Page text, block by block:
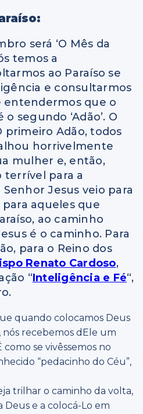
será ‘O Mês da
temos a
ao Paraíso se
e consultarmos
entendermos que o
segundo ‘Adão’. O
primeiro Adão, todos
horrivelmente
mulher e, então,
terrível para a
Jesus veio para
aqueles que
ao caminho
é o caminho. Para
para o Reino dos
Renato Cardoso,
“Inteligência e Fé“,
quando colocamos Deus
recebemos dEle um
como se vivêssemos no
“pedacinho do Céu”,
trilhar o caminho da volta,
Deus e a colocá-Lo em